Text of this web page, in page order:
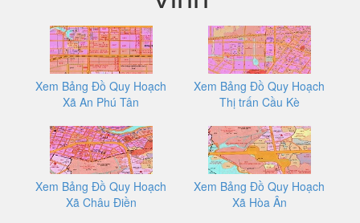
Xem Bảng Đồ Quy Hoạch
Xã An Phú Tân
Xem Bảng Đồ Quy Hoạch
Thị trấn Cầu Kè
Xem Bảng Đồ Quy Hoạch
Xã Châu Điền
Xem Bảng Đồ Quy Hoạch
Xã Hòa Ân